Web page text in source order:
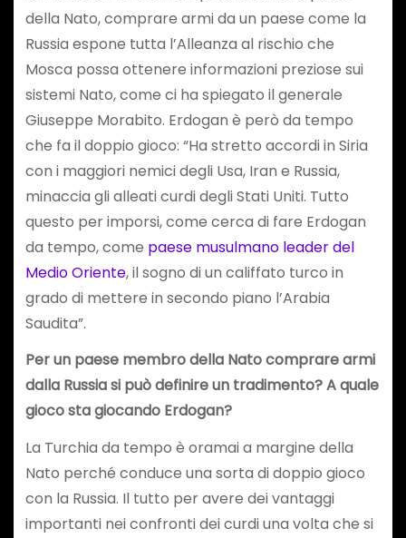
della Nato, comprare armi da un paese come la
Russia espone tutta l’Alleanza al rischio che
Mosca possa ottenere informazioni preziose sui
sistemi Nato, come ci ha spiegato il generale
Giuseppe Morabito. Erdogan è però da tempo
che fa il doppio gioco: “Ha stretto accordi in Siria
con i maggiori nemici degli Usa, Iran e Russia,
minaccia gli alleati curdi degli Stati Uniti. Tutto
questo per imporsi, come cerca di fare Erdogan
da tempo, come paese musulmano leader del
Medio Oriente, il sogno di un califfato turco in
grado di mettere in secondo piano l’Arabia
Saudita”.
Per un paese membro della Nato comprare armi
dalla Russia si può definire un tradimento? A quale
gioco sta giocando Erdogan?
La Turchia da tempo è oramai a margine della
Nato perché conduce una sorta di doppio gioco
con la Russia. Il tutto per avere dei vantaggi
importanti nei confronti dei curdi una volta che si